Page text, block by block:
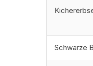
Schwarze